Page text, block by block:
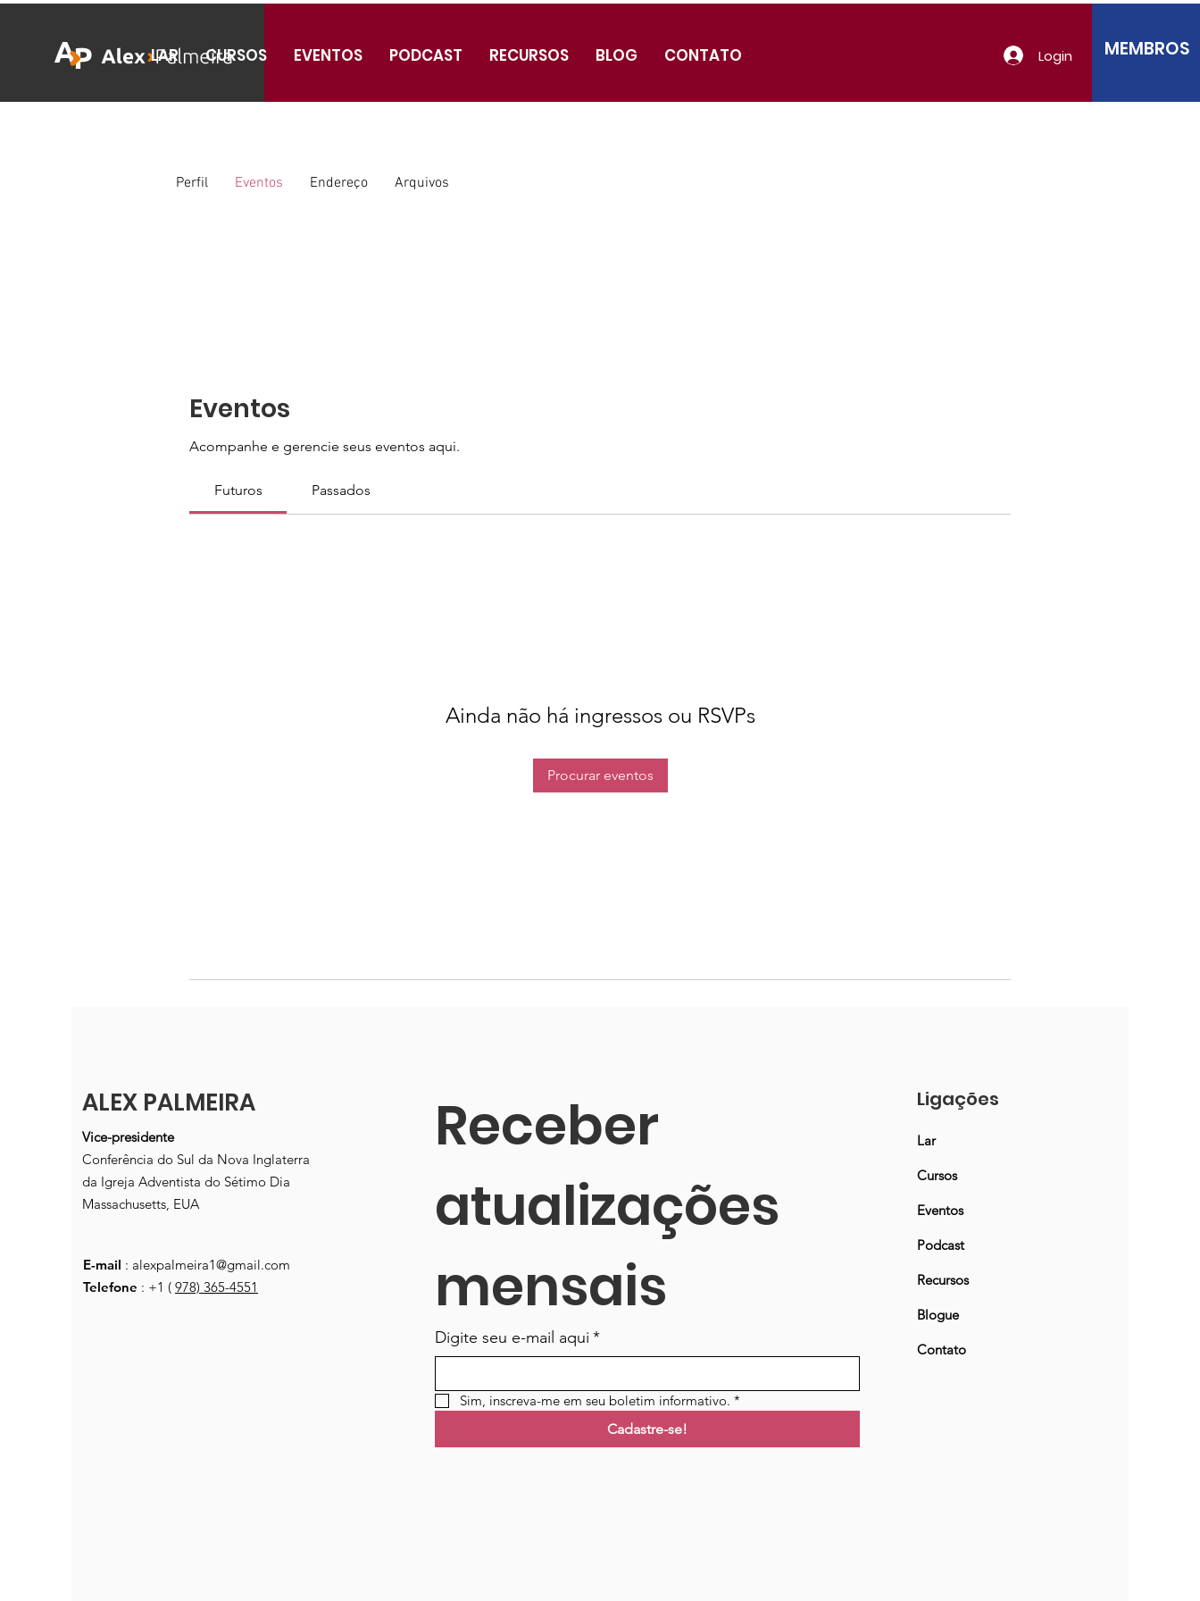
LAR CURSOS EVENTOS PODCAST RECURSOS BLOG CONTATO Login MEMBROS
Eventos
Acompanhe e gerencie seus eventos aqui.
Futuros Passados
Ainda não há ingressos ou RSVPs
Procurar eventos
Perfil Eventos Endereço Arquivos
ALEX PALMEIRA
Vice-presidente
Conferência do Sul da Nova Inglaterra
da Igreja Adventista do Sétimo Dia
Massachusetts, EUA
E-mail : alexpalmeira1@gmail.com
Telefone : +1 ( 978) 365-4551
Receber
atualizações
mensais
Digite seu e-mail aqui *
Sim, inscreva-me em seu boletim informativo. *
Cadastre-se!
Ligações
Lar
Cursos
Eventos
Podcast
Recursos
Blogue
Contato